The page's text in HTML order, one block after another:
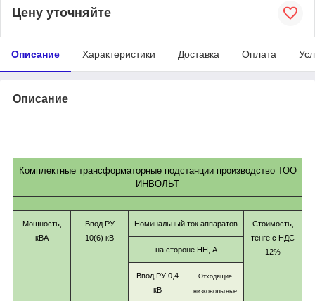
Цену уточняйте
Описание Характеристики Доставка Оплата
Описание
Комплектные трансформаторные подстанции производство ТОО
ИНВОЛЬТ
Мощность,
кВА
Ввод РУ
10(6) кВ
Номинальный ток аппаратов
Стоимость,
тенге с НДС
12%
на стороне НН, А
Ввод РУ 0,4
кВ
Отходящие
низковольтные